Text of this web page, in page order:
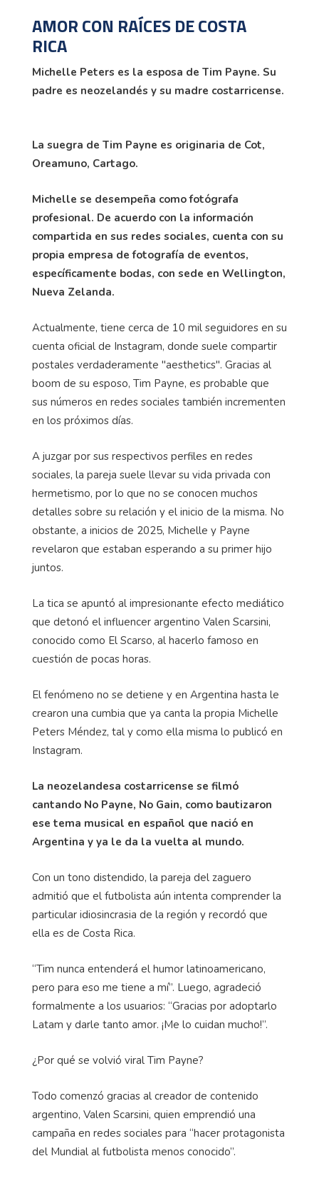
AMOR CON RAÍCES DE COSTA
RICA
Michelle Peters es la esposa de Tim Payne. Su
padre es neozelandés y su madre costarricense.
La suegra de Tim Payne es originaria de Cot,
Oreamuno, Cartago.
Michelle se desempeña como fotógrafa
profesional. De acuerdo con la información
compartida en sus redes sociales, cuenta con su
propia empresa de fotografía de eventos,
específicamente bodas, con sede en Wellington,
Nueva Zelanda.
Actualmente, tiene cerca de 10 mil seguidores en su
cuenta oficial de Instagram, donde suele compartir
postales verdaderamente "aesthetics". Gracias al
boom de su esposo, Tim Payne, es probable que
sus números en redes sociales también incrementen
en los próximos días.
A juzgar por sus respectivos perfiles en redes
sociales, la pareja suele llevar su vida privada con
hermetismo, por lo que no se conocen muchos
detalles sobre su relación y el inicio de la misma. No
obstante, a inicios de 2025, Michelle y Payne
revelaron que estaban esperando a su primer hijo
juntos.
La tica se apuntó al impresionante efecto mediático
que detonó el influencer argentino Valen Scarsini,
conocido como El Scarso, al hacerlo famoso en
cuestión de pocas horas.
El fenómeno no se detiene y en Argentina hasta le
crearon una cumbia que ya canta la propia Michelle
Peters Méndez, tal y como ella misma lo publicó en
Instagram.
La neozelandesa costarricense se filmó
cantando No Payne, No Gain, como bautizaron
ese tema musical en español que nació en
Argentina y ya le da la vuelta al mundo.
Con un tono distendido, la pareja del zaguero
admitió que el futbolista aún intenta comprender la
particular idiosincrasia de la región y recordó que
ella es de Costa Rica.
“Tim nunca entenderá el humor latinoamericano,
pero para eso me tiene a mí”. Luego, agradeció
formalmente a los usuarios: “Gracias por adoptarlo
Latam y darle tanto amor. ¡Me lo cuidan mucho!”.
¿Por qué se volvió viral Tim Payne?
Todo comenzó gracias al creador de contenido
argentino, Valen Scarsini, quien emprendió una
campaña en redes sociales para “hacer protagonista
del Mundial al futbolista menos conocido”.